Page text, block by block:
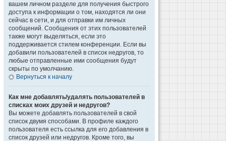
вашем личном разделе для получения быстрого
доступа к информации о том, находятся ли они
сейчас в сети, и для отправки им личных
сообщений. Сообщения от этих пользователей
также могут выделяться, если это
поддерживается стилем конференции. Если вы
добавили пользователей в список недругов, то
любые отправленные ими сообщения будут
скрыты по умолчанию.
Вернуться к началу
Как мне добавлять/удалять пользователей в
списках моих друзей и недругов?
Вы можете добавлять пользователей в свой
список двумя способами. В профиле каждого
пользователя есть ссылка для его добавления в
список друзей или недругов. Кроме того, вы